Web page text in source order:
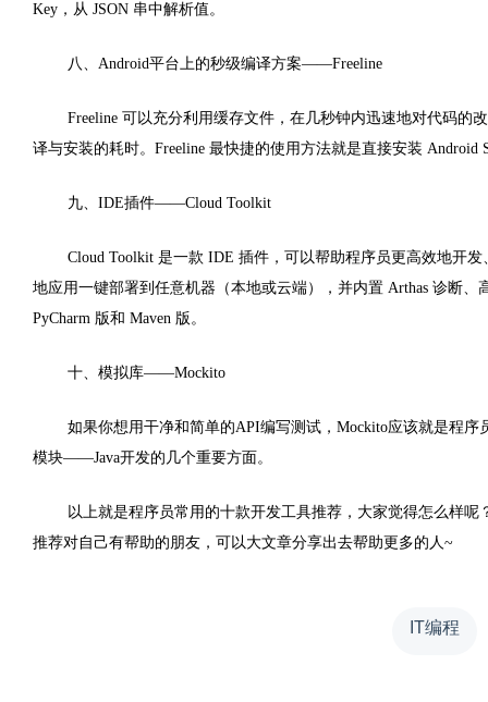
Key，从 JSON 串中解析值。
八、Android平台上的秒级编译方案——Freeline
Freeline 可以充分利用缓存文件，在几秒钟内迅速地对代码的
译与安装的耗时。Freeline 最快捷的使用方法就是直接安装 Android
九、IDE插件——Cloud Toolkit
Cloud Toolkit 是一款 IDE 插件，可以帮助程序员更高效地开
地应用一键部署到任意机器（本地或云端），并内置 Arthas 诊断
PyCharm 版和 Maven 版。
十、模拟库——Mockito
如果你想用干净和简单的API编写测试，Mockito应该就是程
模块——Java开发的几个重要方面。
以上就是程序员常用的十款开发工具推荐，大家觉得怎么样
推荐对自己有帮助的朋友，可以大文章分享出去帮助更多的人~
IT编程